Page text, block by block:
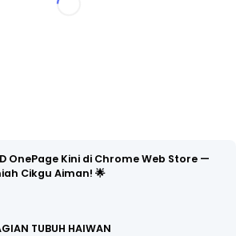
OnePage Kini di Chrome Web Store —
Cikgu Aiman! 🌟
TUBUH HAIWAN